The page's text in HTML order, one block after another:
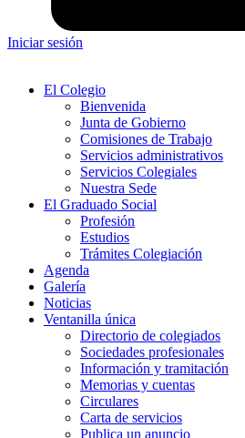
Iniciar sesión
El Colegio
Bienvenida
Junta de Gobierno
Comisiones de Trabajo
Servicios administrativos
Servicios Colegiales
Nuestra Sede
El Graduado Social
Profesión
Estudios
Trámites Colegiación
Agenda
Galería
Noticias
Ventanilla única
Directorio de colegiados
Sociedades profesionales
Información y tramitación
Memorias y cuentas
Circulares
Carta de servicios
Publica un anuncio